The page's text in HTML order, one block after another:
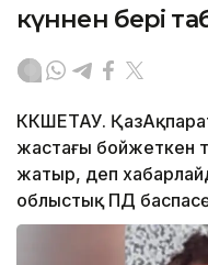
күннен бері
КӨКШЕТАУ.
жастағы бойжеткен
жатыр, деп
облыстық ПД